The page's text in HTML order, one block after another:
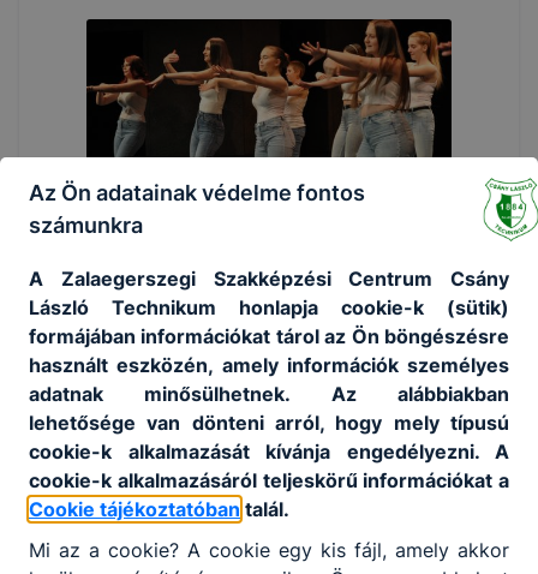
Az Ön adatainak védelme fontos
számunkra
A Zalaegerszegi Szakképzési Centrum Csány
László Technikum honlapja cookie-k (sütik)
formájában információkat tárol az Ön böngészésre
használt eszközén, amely információk személyes
adatnak minősülhetnek. Az alábbiakban
lehetősége van dönteni arról, hogy mely típusú
cookie-k alkalmazását kívánja engedélyezni. A
cookie-k alkalmazásáról teljeskörű információkat a
Cookie tájékoztatóban talál.
Mi az a cookie? A cookie egy kis fájl, amely akkor